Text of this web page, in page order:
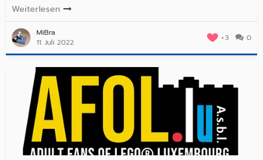
Weiterlesen
MiBra
11. Juli 2022
3 0